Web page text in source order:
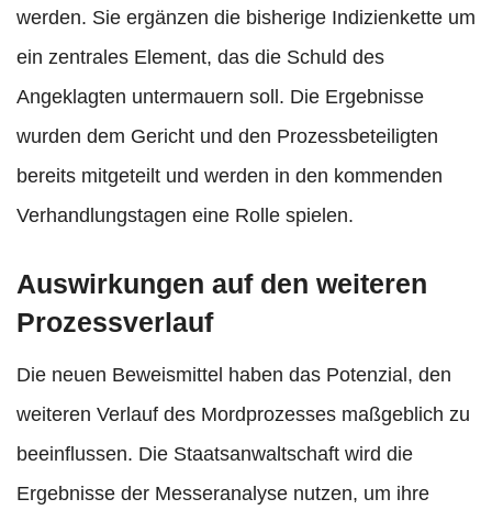
werden. Sie ergänzen die bisherige Indizienkette um
ein zentrales Element, das die Schuld des
Angeklagten untermauern soll. Die Ergebnisse
wurden dem Gericht und den Prozessbeteiligten
bereits mitgeteilt und werden in den kommenden
Verhandlungstagen eine Rolle spielen.
Auswirkungen auf den weiteren
Prozessverlauf
Die neuen Beweismittel haben das Potenzial, den
weiteren Verlauf des Mordprozesses maßgeblich zu
beeinflussen. Die Staatsanwaltschaft wird die
Ergebnisse der Messeranalyse nutzen, um ihre